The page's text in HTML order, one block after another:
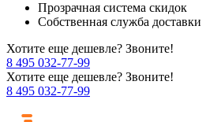
Прозрачная система скидок
Собственная служба доставки
Хотите еще дешевле? Звоните!
8 495 032-77-99
Хотите еще дешевле? Звоните!
8 495 032-77-99